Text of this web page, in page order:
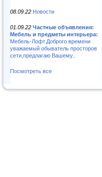
08.09.22 Новости
01.09.22 Частные объявления:
Мебель и предметы интерьера:
Мебель-Лофт.Доброго времени
уважаемый обыватель просторов
сети,предлагаю Вашему..
Посмотреть все